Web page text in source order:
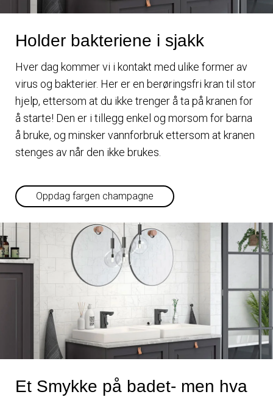
Holder bakteriene i sjakk
Hver dag kommer vi i kontakt med ulike former av
virus og bakterier. Her er en berøringsfri kran til stor
hjelp, ettersom at du ikke trenger å ta på kranen for
å starte! Den er i tillegg enkel og morsom for barna
å bruke, og minsker vannforbruk ettersom at kranen
stenges av når den ikke brukes.
Oppdag fargen champagne
Et Smykke på badet- men hva